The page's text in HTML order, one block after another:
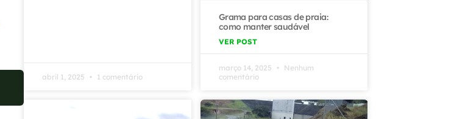
abril 1, 2025 1 comentário
Grama para casas de praia:
como manter saudável
VER POST
março 14, 2025
Nenhum
comentário